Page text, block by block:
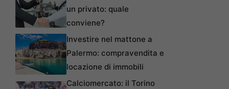
un privato: quale
conviene?
Investire nel mattone a
Palermo: compravendita e
locazione di immobili
Calciomercato: il Torino